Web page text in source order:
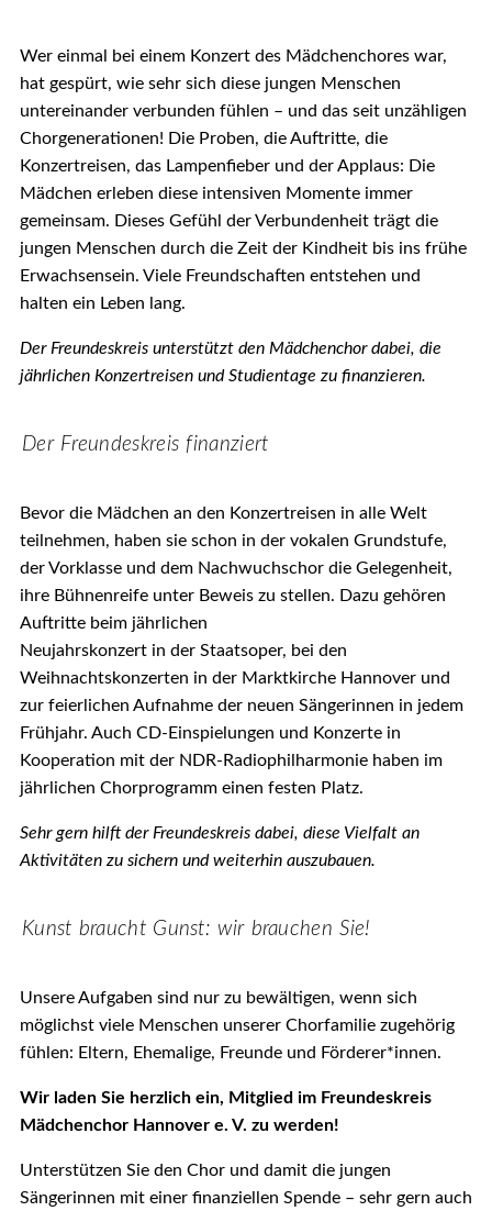
Wer einmal bei einem Konzert des Mädchenchores war,
hat gespürt, wie sehr sich diese jungen Menschen
untereinander verbunden fühlen – und das seit unzähligen
Chorgenerationen! Die Proben, die Auftritte, die
Konzertreisen, das Lampenfieber und der Applaus: Die
Mädchen erleben diese intensiven Momente immer
gemeinsam. Dieses Gefühl der Verbundenheit trägt die
jungen Menschen durch die Zeit der Kindheit bis ins frühe
Erwachsensein. Viele Freundschaften entstehen und
halten ein Leben lang.
Der Freundeskreis unterstützt den Mädchenchor dabei, die
jährlichen Konzertreisen und Studientage zu finanzieren.
Der Freundeskreis finanziert
Bevor die Mädchen an den Konzertreisen in alle Welt
teilnehmen, haben sie schon in der vokalen Grundstufe,
der Vorklasse und dem Nachwuchschor die Gelegenheit,
ihre Bühnenreife unter Beweis zu stellen. Dazu gehören
Auftritte beim jährlichen
Neujahrskonzert in der Staatsoper, bei den
Weihnachtskonzerten in der Marktkirche Hannover und
zur feierlichen Aufnahme der neuen Sängerinnen in jedem
Frühjahr. Auch CD-Einspielungen und Konzerte in
Kooperation mit der NDR-Radiophilharmonie haben im
jährlichen Chorprogramm einen festen Platz.
Sehr gern hilft der Freundeskreis dabei, diese Vielfalt an
Aktivitäten zu sichern und weiterhin auszubauen.
Kunst braucht Gunst: wir brauchen Sie!
Unsere Aufgaben sind nur zu bewältigen, wenn sich
möglichst viele Menschen unserer Chorfamilie zugehörig
fühlen: Eltern, Ehemalige, Freunde und Förderer*innen.
Wir laden Sie herzlich ein, Mitglied im Freundeskreis
Mädchenchor Hannover e. V. zu werden!
Unterstützen Sie den Chor und damit die jungen
Sängerinnen mit einer finanziellen Spende – sehr gern auch